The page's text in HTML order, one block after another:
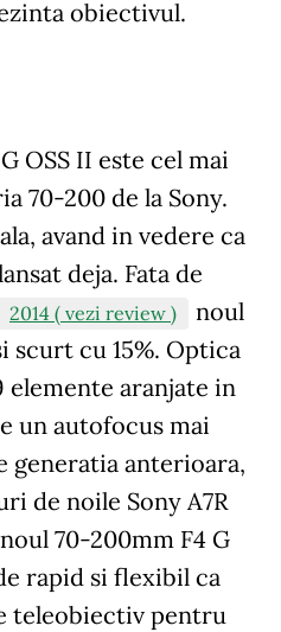
obiectivul.
OSS II este cel mai
70-200 de la Sony.
avand in vedere ca
deja. Fata de
2014 ( vezi review )
noul
scurt cu 15%. Optica
elemente aranjate in
un autofocus mai
generatia anterioara,
de noile Sony A7R
70-200mm F4 G
rapid si flexibil ca
teleobiectiv pentru